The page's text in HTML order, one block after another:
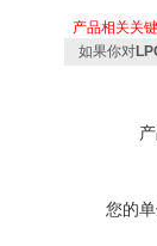
产品相关关
如果你对
您的单